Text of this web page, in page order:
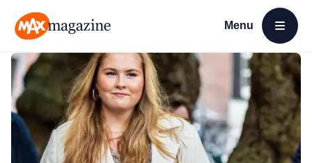
Menu
Open menu